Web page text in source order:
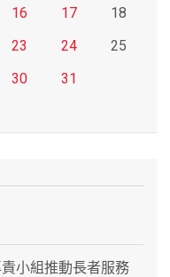
16 17
18
23 24
25
30
31
小組推動長者服務